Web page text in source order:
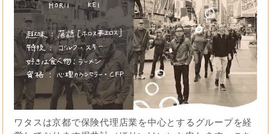
ワタスは京都で保険代理店業を中心とするグループを経